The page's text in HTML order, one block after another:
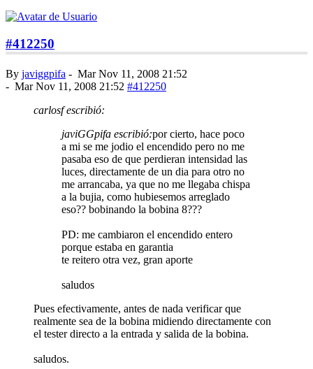
#412250
By javiggpifa - Mar Nov 11, 2008 21:52
- Mar Nov 11, 2008 21:52 #412250
carlosf escribió:
javiGGpifa escribió:por cierto, hace poco
a mi se me jodio el encendido pero no me
pasaba eso de que perdieran intensidad las
luces, directamente de un dia para otro no
me arrancaba, ya que no me llegaba chispa
a la bujia, como hubiesemos arreglado
eso?? bobinando la bobina 8???
PD: me cambiaron el encendido entero
porque estaba en garantia
te reitero otra vez, gran aporte
saludos
Pues efectivamente, antes de nada verificar que
realmente sea de la bobina midiendo directamente con
el tester directo a la entrada y salida de la bobina.
saludos.